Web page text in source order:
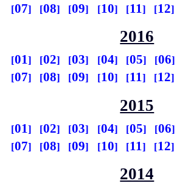
07
08 09 10 11 12
2016
01 02 03 04 05
06
07
08 09 10 11 12
2015
01 02 03 04 05
06
07
08 09 10 11 12
2014